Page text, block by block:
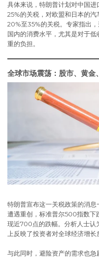
具体来说，特朗普计划对中国
25%的关税，对欧盟和日本的
20%至35%的关税。专家指出
国内的消费水平，尤其是对于
重的负担。
全球市场震荡：股市、黄金
特朗普宣布这一关税政策的消
遭遇重创，标准普尔500指数下
现近700点的跌幅。分析人士认
上反映了投资者对全球经济增长
与此同时，避险资产的需求也